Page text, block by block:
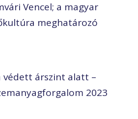
Vencel; a magyar
meghatározó
védett árszint alatt –
2023